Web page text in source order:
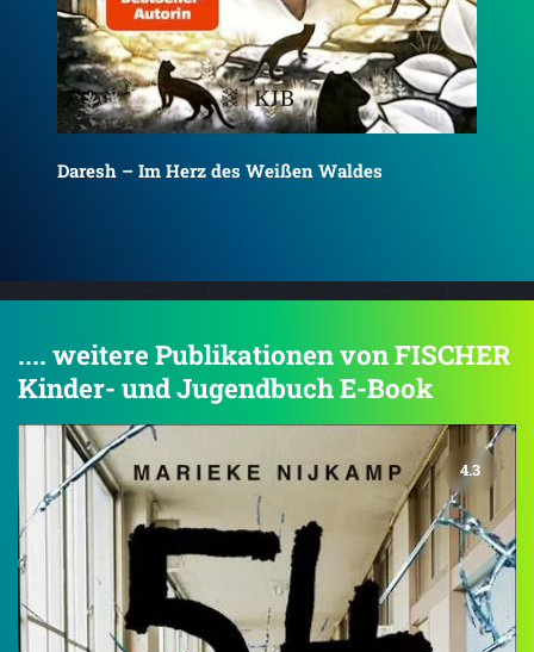
Daresh – Im Tal des Kalten Feuers
.... weitere Publikationen von FISCHER
Kinder- und Jugendbuch E-Book
4.3